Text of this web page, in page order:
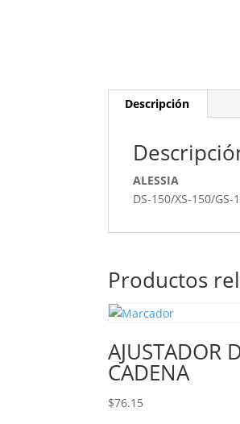
Descripción
ALESSIA
DS-150/XS-150/
Productos
AJUSTADOR
CADENA
$76.15